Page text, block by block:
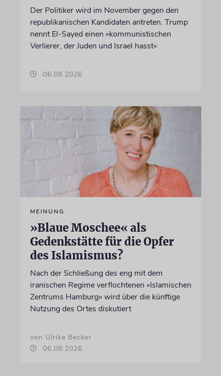
Der Politiker wird im November gegen den
republikanischen Kandidaten antreten. Trump
nennt El-Sayed einen »kommunistischen
Verlierer, der Juden und Israel hasst«
06.08.2026
MEINUNG
»Blaue Moschee« als
Gedenkstätte für die Opfer
des Islamismus?
Nach der Schließung des eng mit dem
iranischen Regime verflochtenen »Islamischen
Zentrums Hamburg« wird über die künftige
Nutzung des Ortes diskutiert
von Ulrike Becker
06.08.2026